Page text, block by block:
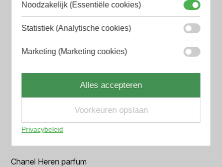
Populaire herengeuren
Amouage Heren parfum
Armani Heren parfum
Azzaro Heren parfum
BALR. Heren parfum
Chanel Heren parfum
Noodzakelijk (Essentiële cookies)
Statistiek (Analytische cookies)
Marketing (Marketing cookies)
Alles accepteren
Voorkeuren opslaan
Privacybeleid